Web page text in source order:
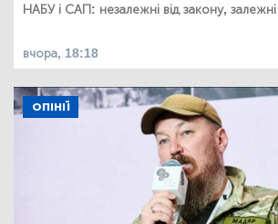
НАБУ і САП: незалежні від закону,
вчора, 18:18
ОПІНІЇ